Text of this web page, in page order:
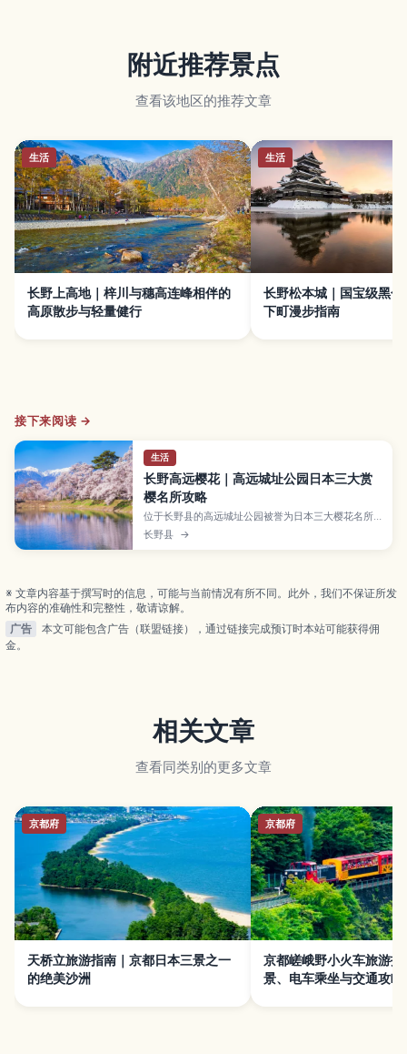
附近推荐景点
查看该地区的推荐文章
生活
长野上高地｜梓川与穗高连峰相伴的
高原散步与轻量健行
生活
长野松本城｜国宝级黑色
下町漫步指南
接下来阅读 →
生活
长野高远樱花｜高远城址公园日本三大赏
樱名所攻略
位于长野县的高远城址公园被誉为日本三大樱花名所
之一，园内约1500株“高远小彼岸樱”盛开时，整座山
丘染成梦幻粉色。文章将介绍花期与最佳观赏时间、
长野县 →
※ 文章内容基于撰写时的信息，可能与当前情况有所不同。此外，我们不保证所发
布内容的准确性和完整性，敬请谅解。
广告
本文可能包含广告（联盟链接），通过链接完成预订时本站可能获得佣
金。
相关文章
查看同类别的更多文章
京都府
天桥立旅游指南｜京都日本三景之一
的绝美沙洲
京都府
京都嵯峨野小火车旅游指
景、电车乘坐与交通攻略